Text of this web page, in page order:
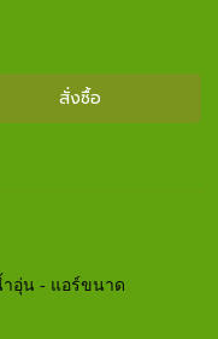
ำอุ่น - แอร์ขนาด